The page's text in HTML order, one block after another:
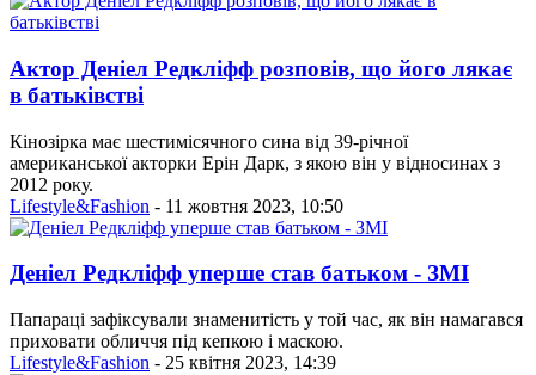
Актор Деніел Редкліфф розповів, що його лякає
в батьківстві
Кінозірка має шестимісячного сина від 39-річної
американської акторки Ерін Дарк, з якою він у відносинах з
2012 року.
Lifestyle&Fashion - 11 жовтня 2023, 10:50
Деніел Редкліфф уперше став батьком - ЗМІ
Папараці зафіксували знаменитість у той час, як він намагався
приховати обличчя під кепкою і маскою.
Lifestyle&Fashion - 25 квітня 2023, 14:39